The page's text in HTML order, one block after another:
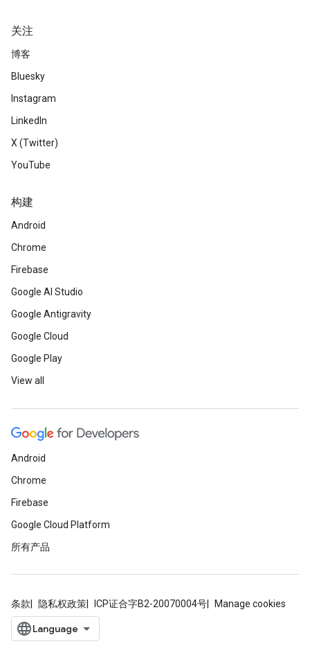
关注
博客
Bluesky
Instagram
LinkedIn
X (Twitter)
YouTube
构建
Android
Chrome
Firebase
Google AI Studio
Google Antigravity
Google Cloud
Google Play
View all
Android
Chrome
Firebase
Google Cloud Platform
所有产品
条款 隐私权政策 ICP证合字B2-20070004号 Manage cookies